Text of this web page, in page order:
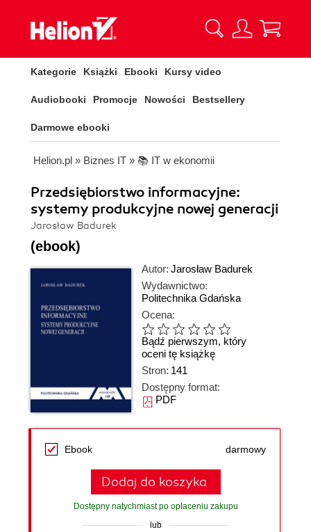
Kategorie Książki Ebooki Kursy video
Audiobooki Promocje Nowości Bestsellery
Darmowe ebooki
Helion.pl » Biznes IT » 📚 IT w ekonomii
Przedsiębiorstwo informacyjne:
systemy produkcyjne nowej generacji
Jarosław Badurek
(ebook)
Autor: Jarosław Badurek
Wydawnictwo:
Politechnika Gdańska
Ocena:
Bądź pierwszym, który
oceni tę książkę
Stron: 141
Dostępny format:
PDF
Ebook darmowy
Dodaj do koszyka
Dostępny natychmiast po opłaceniu zakupu
lub